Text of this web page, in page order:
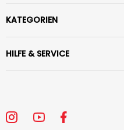
KATEGORIEN
HILFE & SERVICE